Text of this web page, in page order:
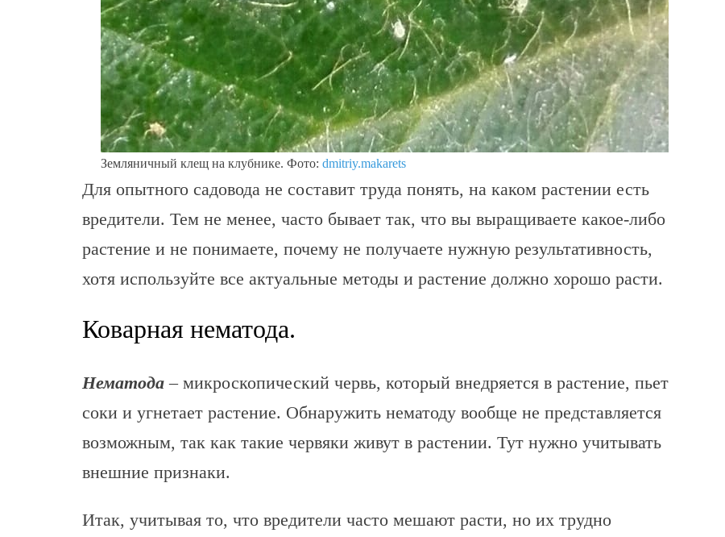
Земляничный клещ на клубнике. Фото: dmitriy.makarets
Для опытного садовода не составит труда понять, на каком растении есть
вредители. Тем не менее, часто бывает так, что вы выращиваете какое-либо
растение и не понимаете, почему не получаете нужную результативность,
хотя используйте все актуальные методы и растение должно хорошо расти.
Коварная нематода.
Нематода – микроскопический червь, который внедряется в растение, пьет
соки и угнетает растение. Обнаружить нематоду вообще не представляется
возможным, так как такие червяки живут в растении. Тут нужно учитывать
внешние признаки.
Итак, учитывая то, что вредители часто мешают расти, но их трудно